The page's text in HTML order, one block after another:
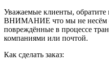
Уважаемые клиенты,
ВНИМАНИЕ что мы не несём
повреждённые в процессе
компаниями или почтой.
Как сделать заказ: